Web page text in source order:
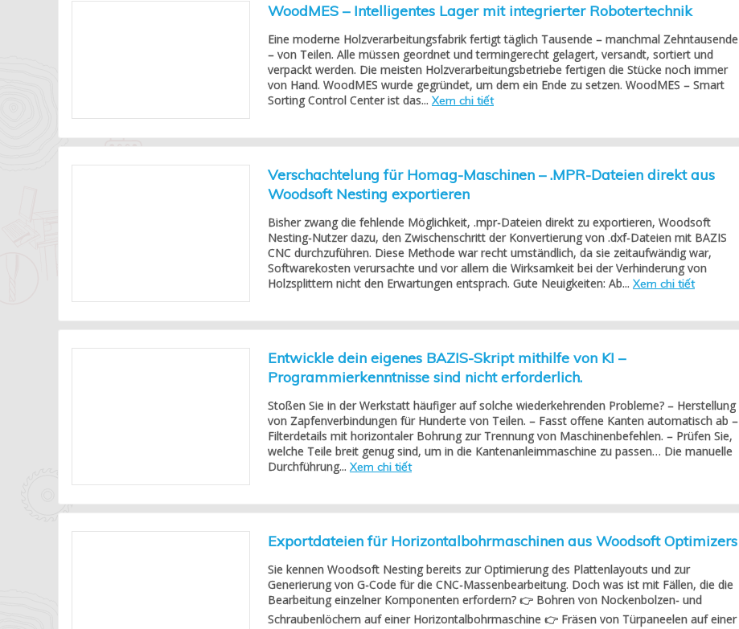
WoodMES – Intelligentes Lager mit integrierter Robotertechnik
Eine moderne Holzverarbeitungsfabrik fertigt täglich Tausende – manchmal Zehntausende
– von Teilen. Alle müssen geordnet und termingerecht gelagert, versandt, sortiert und
verpackt werden. Die meisten Holzverarbeitungsbetriebe fertigen die Stücke noch immer
von Hand. WoodMES wurde gegründet, um dem ein Ende zu setzen. WoodMES – Smart
Sorting Control Center ist das... Xem chi tiết
Verschachtelung für Homag-Maschinen – .MPR-Dateien direkt aus
Woodsoft Nesting exportieren
Bisher zwang die fehlende Möglichkeit, .mpr-Dateien direkt zu exportieren, Woodsoft
Nesting-Nutzer dazu, den Zwischenschritt der Konvertierung von .dxf-Dateien mit BAZIS
CNC durchzuführen. Diese Methode war recht umständlich, da sie zeitaufwändig war,
Softwarekosten verursachte und vor allem die Wirksamkeit bei der Verhinderung von
Holzsplittern nicht den Erwartungen entsprach. Gute Neuigkeiten: Ab... Xem chi tiết
Entwickle dein eigenes BAZIS-Skript mithilfe von KI –
Programmierkenntnisse sind nicht erforderlich.
Stoßen Sie in der Werkstatt häufiger auf solche wiederkehrenden Probleme? – Herstellung
von Zapfenverbindungen für Hunderte von Teilen. – Fasst offene Kanten automatisch ab –
Filterdetails mit horizontaler Bohrung zur Trennung von Maschinenbefehlen. – Prüfen Sie,
welche Teile breit genug sind, um in die Kantenanleimmaschine zu passen… Die manuelle
Durchführung... Xem chi tiết
Exportdateien für Horizontalbohrmaschinen aus Woodsoft Optimizers
Sie kennen Woodsoft Nesting bereits zur Optimierung des Plattenlayouts und zur
Generierung von G-Code für die CNC-Massenbearbeitung. Doch was ist mit Fällen, die die
Bearbeitung einzelner Komponenten erfordern? 👉 Bohren von Nockenbolzen- und
Schraubenlöchern auf einer Horizontalbohrmaschine 👉 Fräsen von Türpaneelen auf einer